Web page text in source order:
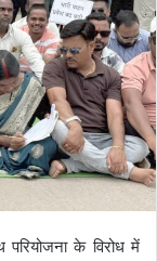
परियोजना के विरोध में